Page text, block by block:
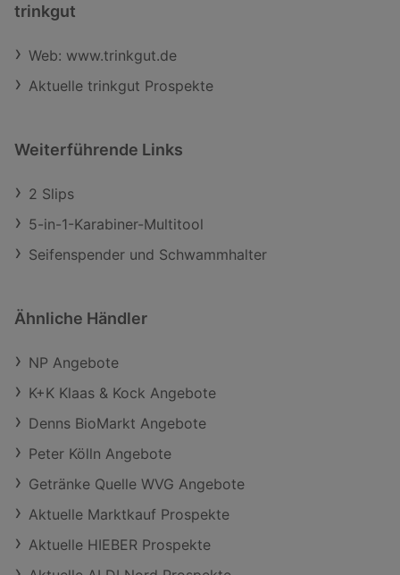
trinkgut
Web: www.trinkgut.de
Aktuelle trinkgut Prospekte
Weiterführende Links
2 Slips
5-in-1-Karabiner-Multitool
Seifenspender und Schwammhalter
Ähnliche Händler
NP Angebote
K+K Klaas & Kock Angebote
Denns BioMarkt Angebote
Peter Kölln Angebote
Getränke Quelle WVG Angebote
Aktuelle Marktkauf Prospekte
Aktuelle HIEBER Prospekte